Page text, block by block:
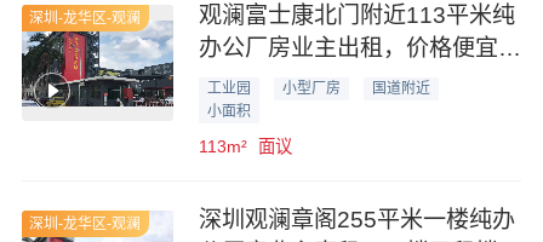
深圳-龙华区-观澜
观澜富士康北门附近113平米纯
办公厂房业主出租，价格便宜仅
2000元
工业园 小型厂房
国道附近
小面积
113m² 面议
深圳-龙华区-观澜
深圳观澜章阁255平米一楼纯办